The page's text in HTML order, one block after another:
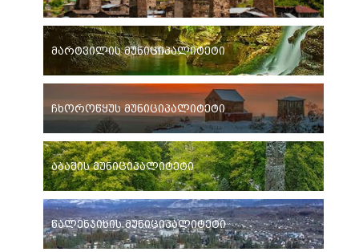
მარტვილის მუნიციპალიტეტი
ჩხოროწყუს მუნიციპალიტეტი
აბაშის მუნიციპალიტეტი
წალენჯიხის მუნიციპალიტეტი